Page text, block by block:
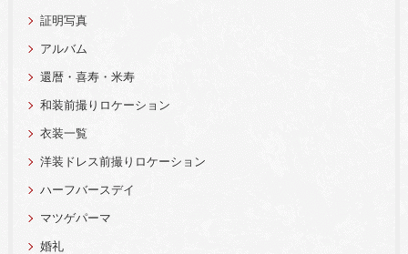
証明写真
アルバム
還暦・喜寿・米寿
和装前撮りロケーション
衣装一覧
洋装ドレス前撮りロケーション
ハーフバースデイ
マツゲパーマ
婚礼